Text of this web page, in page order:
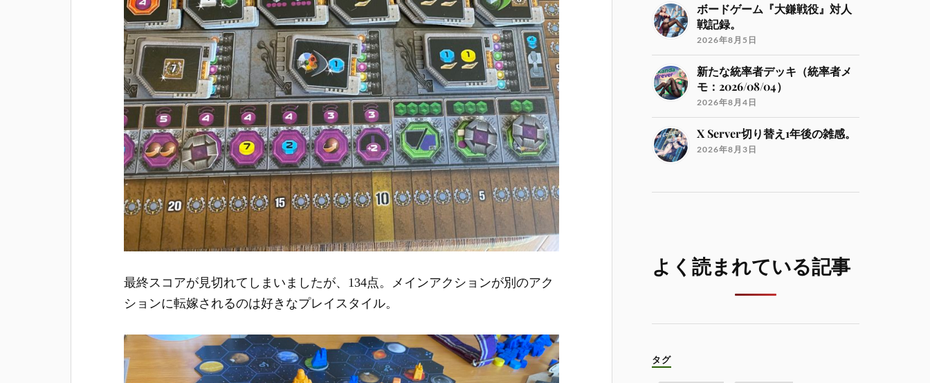
最終スコアが見切れてしまいましたが、134点。メインアクションが別のアク
ションに転嫁されるのは好きなプレイスタイル。
ボードゲーム『大鎌戦役』対人
戦記録。
2026年8月5日
新たな統率者デッキ（統率者メ
モ：2026/08/04）
2026年8月4日
X Server切り替え1年後の雑感。
2026年8月3日
よく読まれている記事
タグ